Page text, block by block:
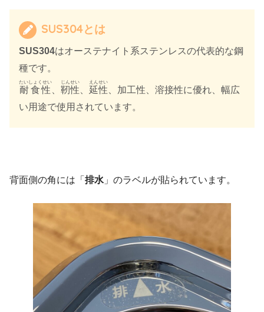
SUS304とは
SUS304はオーステナイト系ステンレスの代表的な鋼
種です。
耐食性
たいしょくせい
靭性
じんせい
延性
えんせい
、加工性、溶接性に優れ、幅広
い用途で使用されています。
背面側の角には「 排水 」のラベルが貼られています。